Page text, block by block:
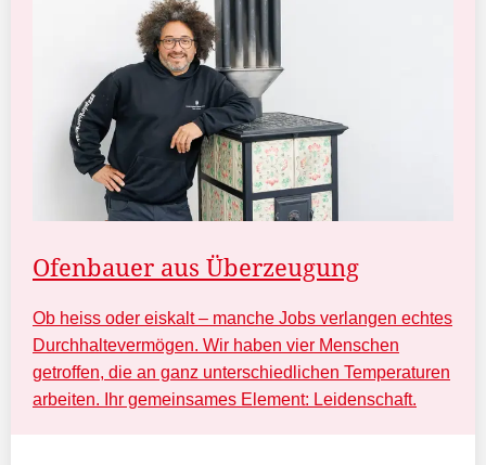
Ofenbauer aus Überzeugung
Ob heiss oder eiskalt – manche Jobs verlangen echtes
Durchhaltevermögen. Wir haben vier Menschen
getroffen, die an ganz unterschiedlichen Temperaturen
arbeiten. Ihr gemeinsames Element: Leidenschaft.